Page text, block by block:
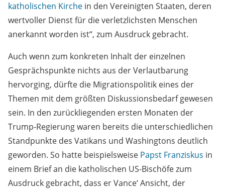
katholischen Kirche in den Vereinigten Staaten, deren
wertvoller Dienst für die verletzlichsten Menschen
anerkannt worden ist“, zum Ausdruck gebracht.
Auch wenn zum konkreten Inhalt der einzelnen
Gesprächspunkte nichts aus der Verlautbarung
hervorging, dürfte die Migrationspolitik eines der
Themen mit dem größten Diskussionsbedarf gewesen
sein. In den zurückliegenden ersten Monaten der
Trump-Regierung waren bereits die unterschiedlichen
Standpunkte des Vatikans und Washingtons deutlich
geworden. So hatte beispielsweise Papst Franziskus in
einem Brief an die katholischen US-Bischöfe zum
Ausdruck gebracht, dass er Vance‘ Ansicht, der